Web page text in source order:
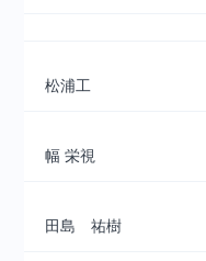
松浦工
幅 栄視
田島 祐樹